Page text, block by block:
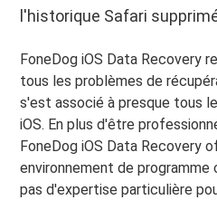
l'historique Safari
FoneDog iOS Data Recovery
tous les problèmes de
s'est associé à presque tous
iOS. En plus d'être
FoneDog iOS Data Recovery
environnement de programme
pas d'expertise particulière